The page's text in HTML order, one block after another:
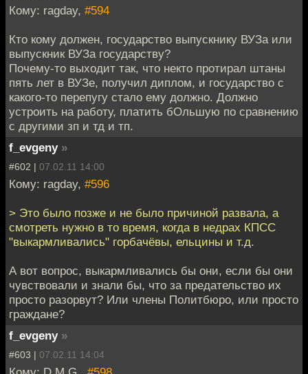
Кому: ragday, #594
Кто кому должен, государство выпускнику ВУЗа или
выпускник ВУЗа государству?
Почему-то выходит так, что некто протирал штаны
пять лет в ВУЗе, получил диплом, и государство с
какого-то перепугу стало ему должно. Должно
устроить на работу, платить бОльшую по сравнению
с другими зп и тд и тп.
f_evgeny »
#602 | 07.02.11 14:00
Кому: ragday, #596
> Это было позже и не было причиной развала, а
смотреть нужно в то время, когда в недрах КПСС
"выкармливались" горбачёвы, ельцины и т.д.
А вот вопрос, выкармливались бы они, если бы они
чувствовали и знали бы, что за предательство их
просто разорвут? Или члены Политбюро, или просто
граждане?
f_evgeny »
#603 | 07.02.11 14:04